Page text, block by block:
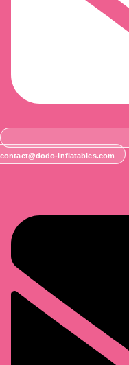
contact@dodo-inflatables.com